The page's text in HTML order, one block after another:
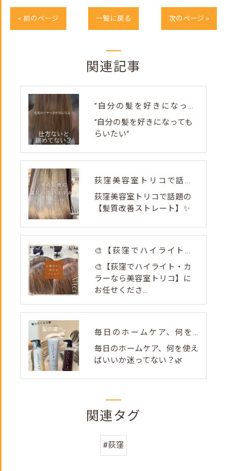
< 前のページ 一覧に戻る 次のページ >
関連記事
“自分の髪を好きになってもらいたい”
“自分の髪を好きになっても
らいたい”
荻窪美容室トリコで話題の【髪質改善ストレート】✨
荻窪美容室トリコで話題の
【髪質改善ストレート】✨
🎨【荻窪でハイライト・カラーなら美容室トリコ】にお任せくださ...
🎨【荻窪でハイライト・カ
ラーなら美容室トリコ】に
お任せくださ...
毎日のホームケア、何を使えばいいか迷ってない？🌿
毎日のホームケア、何を使え
ばいいか迷ってない？🌿
関連タグ
#荻窪